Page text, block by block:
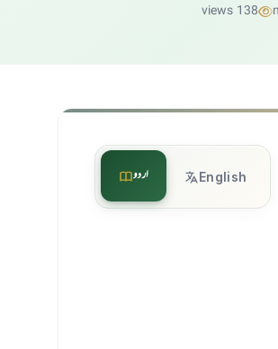
138 views
اردو English